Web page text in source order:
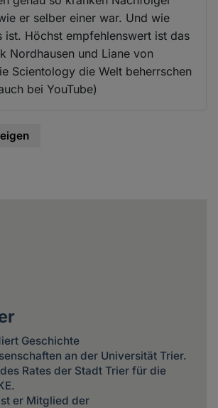
er selber einer war. Und wie
ist. Höchst empfehlenswert ist das
Nordhausen und Liane von
Scientology die Welt beherrschen
bei YouTube)
Geschichte
an der Universität Trier.
Rates der Stadt Trier für die
er Mitglied der